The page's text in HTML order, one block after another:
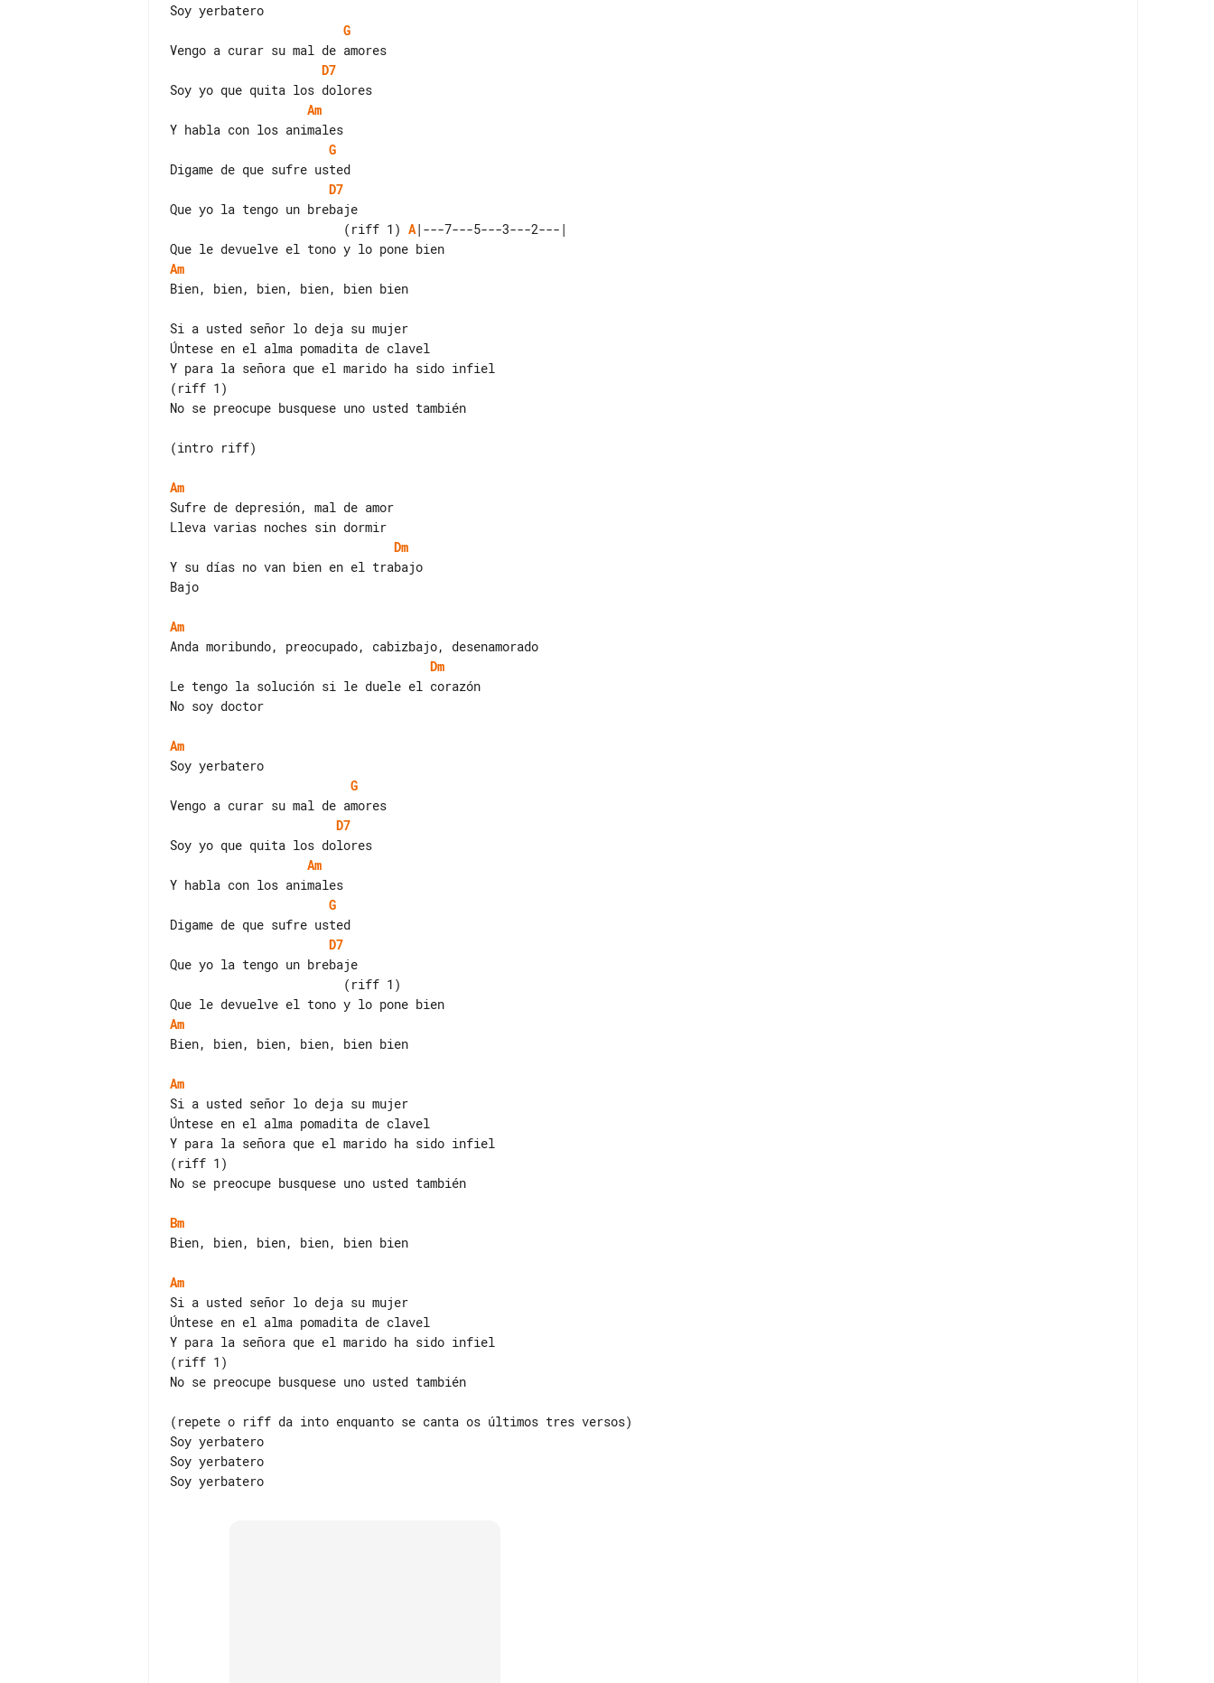
G
D7
Am
G
D7
                        (riff 1)
A|---7---5---3---2---|
Am
Bien, bien, bien, bien, bien bien
Si a usted señor lo deja su mujer
Úntese en el alma pomadita de clavel
Y para la señora que el marido ha sido infiel
(riff 1)
No se preocupe busquese uno usted también
(intro riff)
Am
Sufre de depresión, mal de amor
Dm
Y su días no van bien en el trabajo
Bajo
Am
Dm
Le tengo la solución si le duele el corazón
No soy doctor
Am
G
D7
Am
G
D7
Que yo la tengo un brebaje
Am
Bien, bien, bien, bien, bien bien
Am
Si a usted señor lo deja su mujer
Úntese en el alma pomadita de clavel
Y para la señora que el marido ha sido infiel
(riff 1)
No se preocupe busquese uno usted también
Bm
Bien, bien, bien, bien, bien bien
Am
Si a usted señor lo deja su mujer
Úntese en el alma pomadita de clavel
Y para la señora que el marido ha sido infiel
(riff 1)
No se preocupe busquese uno usted también
(repete o riff da into enquanto se canta os últimos tres versos)
Soy yerbatero
Soy yerbatero